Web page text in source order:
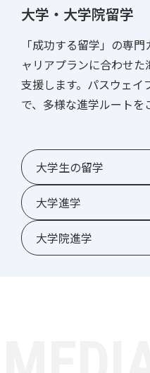
大学・大学院留学
「成功する留学」の専
ャリアプランに合わせ
支援します。パスウェイ
で、多様な進学ルートを
大学生の留学
大学進学
大学院進学